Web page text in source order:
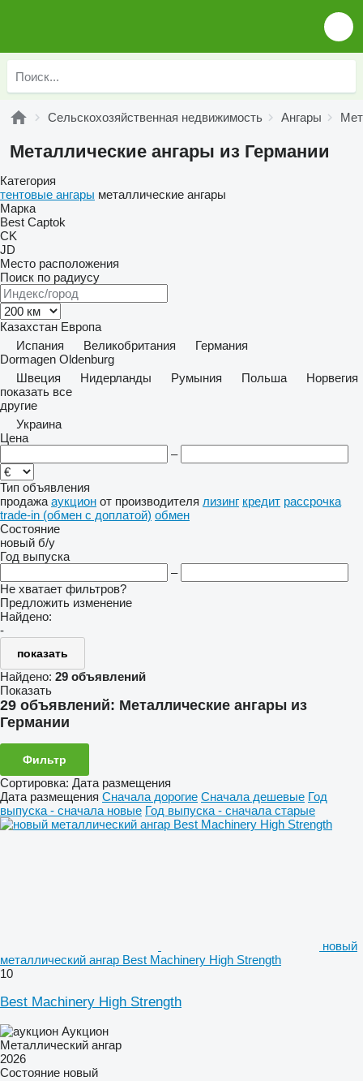
Сельскохозяйственная недвижимость Ангары
Металлические ангары из Германии
Категория
тентовые ангары металлические ангары
Марка
Best Captok
CK
JD
Место расположения
Поиск по радиусу
Казахстан Европа
Испания
Великобритания
Германия
Dormagen Oldenburg
Швеция
Нидерланды Румыния Польша
Норвегия
показать все
другие
Украина
Цена
–
Тип объявления
продажа аукцион от производителя лизинг кредит рассрочка
trade-in (обмен с доплатой) обмен
Состояние
новый б/у
Год выпуска
–
Не хватает фильтров?
Предложить изменение
Найдено:
-
показать
Найдено: 29 объявлений
Показать
29 объявлений: Металлические ангары из
Германии
Фильтр
Сортировка: Дата размещения
Дата размещения Сначала дорогие Сначала дешевые Год
выпуска - сначала новые Год выпуска - сначала старые
новый
металлический ангар Best Machinery High Strength
10
Best Machinery High Strength
Аукцион
Металлический ангар
2026
Состояние новый